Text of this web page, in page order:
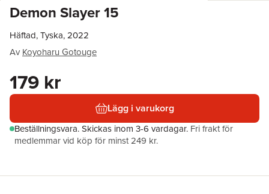
Demon Slayer 15
Häftad, Tyska, 2022
Av Koyoharu Gotouge
179 kr
Lägg i varukorg
Beställningsvara.Skickas inom 3-6 vardagar. Fri frakt för
medlemmar vid köp för minst 249 kr.